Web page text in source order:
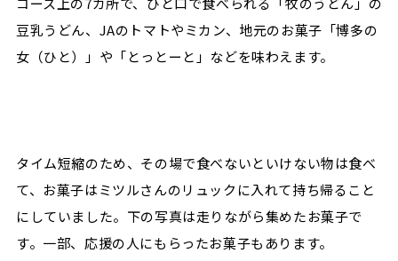
豆乳うどん、JAのトマトやミカン、地元のお菓子「博多の
女（ひと）」や「とっとーと」などを味わえます。
タイム短縮のため、その場で食べないといけない物は食べ
て、お菓子はミツルさんのリュックに入れて持ち帰ること
にしていました。下の写真は走りながら集めたお菓子で
す。一部、応援の人にもらったお菓子もあります。